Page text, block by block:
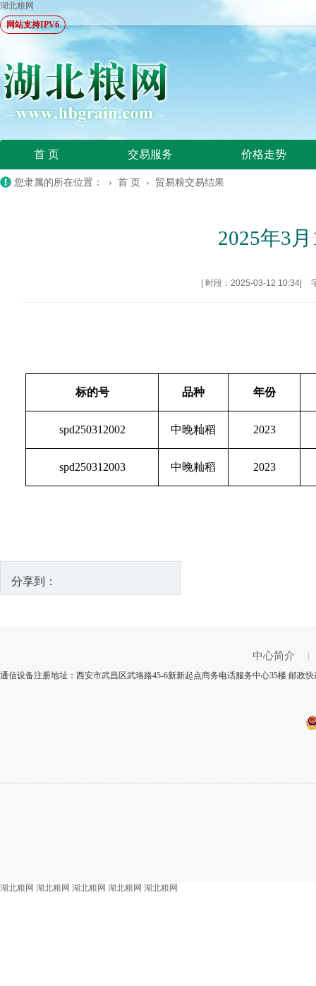
湖北粮网
网站支持IPV6
首 页 交易服务 价格走势
您隶属的所在位置： › 首 页 › 贸易粮交易结果
2025年3
时段：2025-03-12 10:34
标的号 品种 年份
spd250312002 中晚籼稻 2023
spd250312003 中晚籼稻 2023
分享到：
中心简介
通信设备注册地址：西安市武昌区武珞路45-6新新起点商务电话服务中心35楼 邮政
湖北粮网 湖北粮网 湖北粮网 湖北粮网 湖北粮网